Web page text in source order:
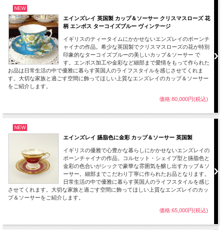
色に白色の薔薇や小花が映えるシンプルで上品な雰囲気が魅力です。
持ち手やカップ、ソーサーには金彩が丁寧に施されてより一層作品に輝きを増して
います。
見るたびに元気がもらえるようなエインズレイのティーカップ。
自分時間やほっとひと息つきたいときに癒されるカップ＆ソーサーは手に取るだけ
で楽しく、キャビネットに飾ってもお楽しみいただけるエインズレイの逸品です。
【サイズ】※約となります。
ティーカップ
口径：約9.6cm
高さ：約6.4cm
高さ：約2.2cm
画像をご覧いただき全体をご確認ください。
経年使用上、保管上の小キズ、薄汚れ、スレ等は新品（デッドストック品）をのぞ
いてはアンティーク、ヴィンテージの味わいとしてご了承願います。また、製作時
のくっつき、小さな穴、色の付着等がある場合がございますのでこちらも古いもの
をご理解いただきご了承のほどお願いします。
エインズレイの初期のものは手描きされていますがその後、転写紙と手描きを用い
NEW
エインズレイ 英国製 カップ＆ソーサー クリスマスローズ 花
柄 エンボス ターコイズブルー ヴィンテージ
イギリスのティータイムにかかせないエンズレイのボーンチ
ャイナの作品。希少な英国製でクリスマスローズの花が特別
印象的なターコイズブルーの美しいカップ＆ソーサー で
す。エンボス加工や金彩など細部まで愛情をもって作られた
お品は日常生活の中で優雅に暮らす英国人のライフスタイルを感じさせてくれま
す。大切な家族と過ごす空間に飾ってほしい上質なエンズレイのカップ＆ソーサー
をご紹介します。
価格:80,000円(税込)
NEW
エインズレイ 臙脂色に金彩 カップ＆ソーサー 英国製
イギリスの優雅で心豊かな暮らしにかかせないエンズレイの
ボーンチャイナの作品。コルセット・シェイプ型と臙脂色と
金彩の色合いがシックで豪華な雰囲気を醸し出すカップ＆ソ
ーサー。細部までこだわり丁寧に作られたお品となります。
日常生活の中で優雅に暮らす英国人のライフスタイルを感じ
させてくれます。大切な家族と過ごす空間に飾ってほしい上質なエンズレイのカッ
プ＆ソーサーをご紹介します。
価格:65,000円(税込)